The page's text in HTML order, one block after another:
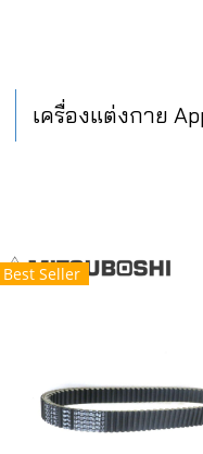
เครื่องแต่งกาย
Best Seller